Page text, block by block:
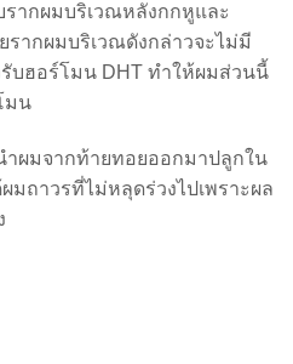
รากผมบริเวณหลังกกหูและ
รากผมบริเวณดังกล่าวจะไม่มี
รับฮอร์โมน DHT ทำให้ผมส่วนนี้
มน
ำผมจากท้ายทอยออกมาปลูกใน
มถาวรที่ไม่หลุดร่วงไปเพราะผล